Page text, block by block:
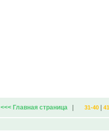
<<< Главная страница 31-40